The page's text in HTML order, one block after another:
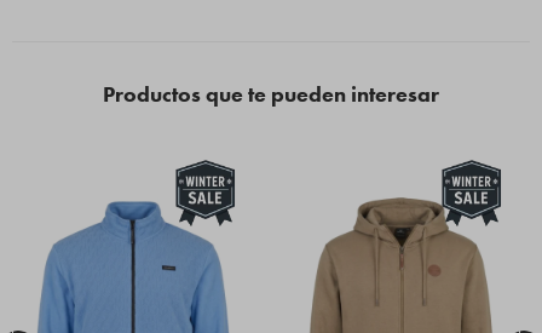
Productos que te pueden interesar